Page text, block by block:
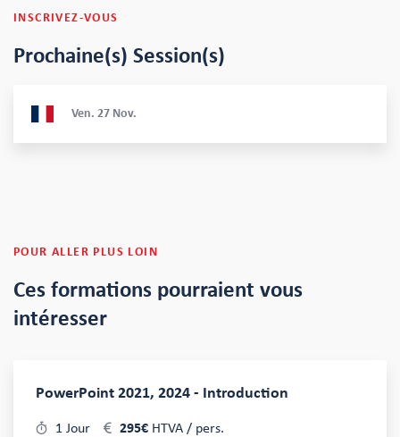
INSCRIVEZ-VOUS
Prochaine(s) Session(s)
Ven. 27 Nov.
POUR ALLER PLUS LOIN
Ces formations pourraient vous
intéresser
PowerPoint 2021, 2024 - Introduction
1 Jour 295€ HTVA / pers.